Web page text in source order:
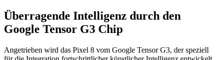
Überragende Intelligenz durch den
Google Tensor G3 Chip
Angetrieben wird das Pixel 8 vom Google Tensor G3, der speziell